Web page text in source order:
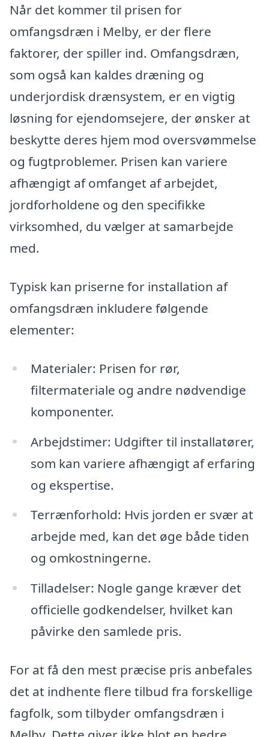
Når det kommer til prisen for
omfangsdræn i Melby, er der flere
faktorer, der spiller ind. Omfangsdræn,
som også kan kaldes dræning og
underjordisk drænsystem, er en vigtig
løsning for ejendomsejere, der ønsker at
beskytte deres hjem mod oversvømmelse
og fugtproblemer. Prisen kan variere
afhængigt af omfanget af arbejdet,
jordforholdene og den specifikke
virksomhed, du vælger at samarbejde
med.
Typisk kan priserne for installation af
omfangsdræn inkludere følgende
elementer:
Materialer: Prisen for rør,
filtermateriale og andre nødvendige
komponenter.
Arbejdstimer: Udgifter til installatører,
som kan variere afhængigt af erfaring
og ekspertise.
Terrænforhold: Hvis jorden er svær at
arbejde med, kan det øge både tiden
og omkostningerne.
Tilladelser: Nogle gange kræver det
officielle godkendelser, hvilket kan
påvirke den samlede pris.
For at få den mest præcise pris anbefales
det at indhente flere tilbud fra forskellige
fagfolk, som tilbyder omfangsdræn i